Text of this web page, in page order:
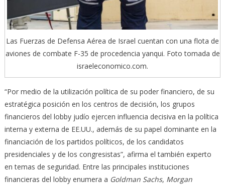
Las Fuerzas de Defensa Aérea de Israel cuentan con una flota de
aviones de combate F-35 de procedencia yanqui. Foto tomada de
israeleconomico.com.
“Por medio de la utilización política de su poder financiero, de su
estratégica posición en los centros de decisión, los grupos
financieros del lobby judío ejercen influencia decisiva en la política
interna y externa de EE.UU., además de su papel dominante en la
financiación de los partidos políticos, de los candidatos
presidenciales y de los congresistas”, afirma el también experto
en temas de seguridad. Entre las principales instituciones
financieras del lobby enumera a Goldman Sachs, Morgan